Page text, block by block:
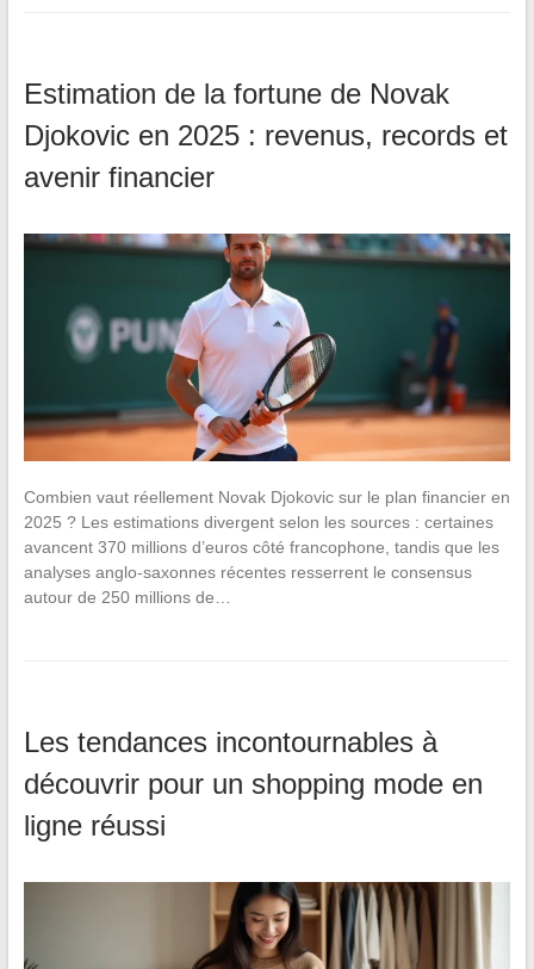
Estimation de la fortune de Novak
Djokovic en 2025 : revenus, records et
avenir financier
Combien vaut réellement Novak Djokovic sur le plan financier en
2025 ? Les estimations divergent selon les sources : certaines
avancent 370 millions d’euros côté francophone, tandis que les
analyses anglo-saxonnes récentes resserrent le consensus
autour de 250 millions de…
Les tendances incontournables à
découvrir pour un shopping mode en
ligne réussi